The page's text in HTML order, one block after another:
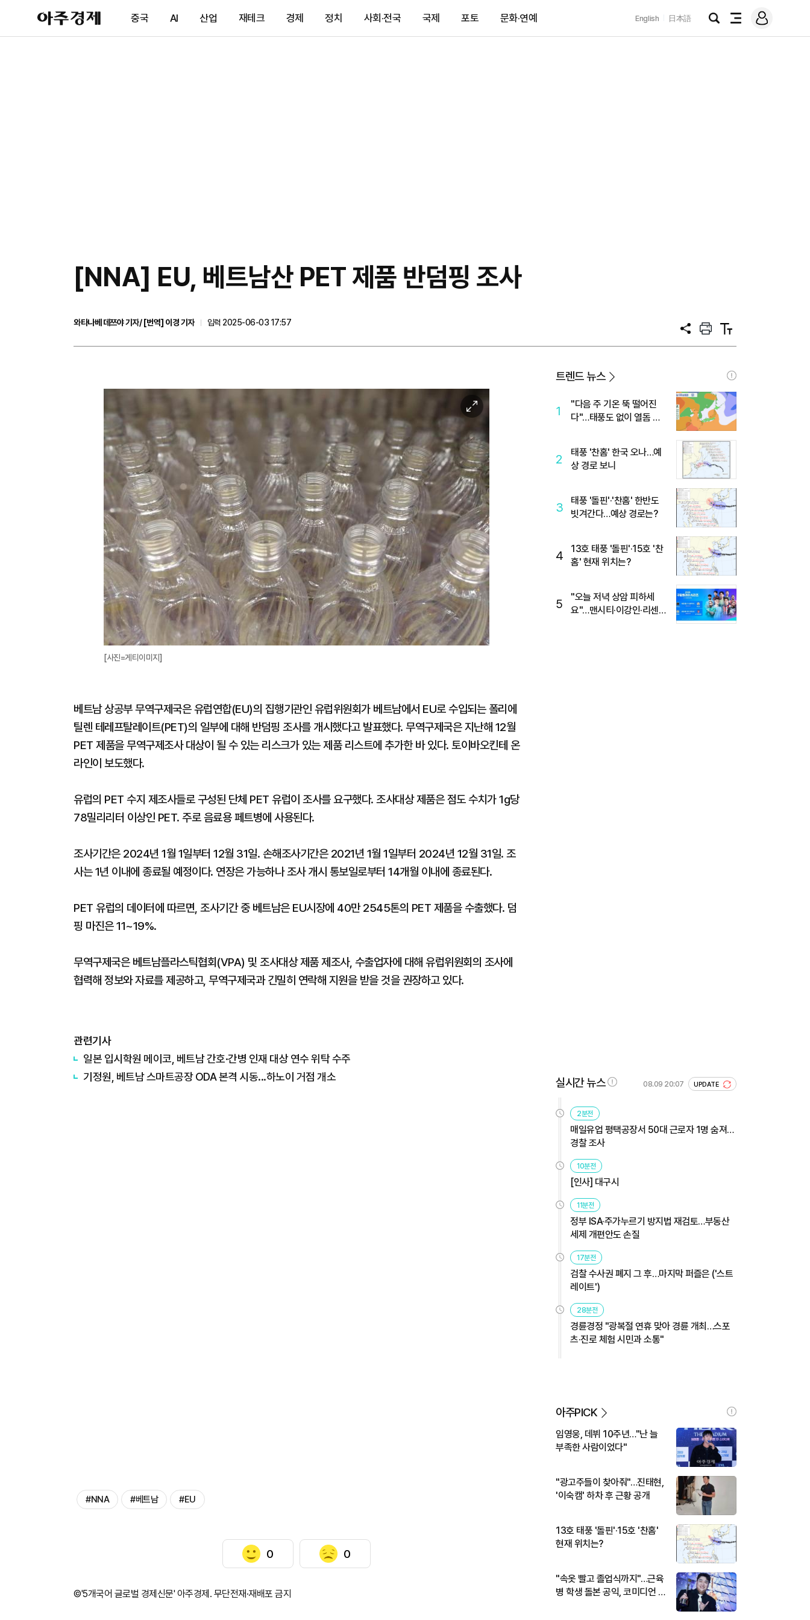
아
주
제
중국 AI 산업 재테크 경제 정치 사회·전국 국제 포토 문화·연예 English 日本語
검
전
메
그
[NNA] EU, 베트남산 PET 제품 반덤핑 조사
와타나베 데쯔야 기자/ [번역] 이경 기자
입력 2025-06-03 17:57
공
프
트
텍
트
이
미
지
확
대
[사진=게티이미지]
베트남 상공부 무역구제국은 유럽연합(EU)의 집행기관인 유럽위원회가 베트남에서 EU로 수입되는 폴리에
틸렌 테레프탈레이트(PET)의 일부에 대해 반덤핑 조사를 개시했다고 발표했다. 무역구제국은 지난해 12월
PET 제품을 무역구제조사 대상이 될 수 있는 리스크가 있는 제품 리스트에 추가한 바 있다. 토이바오킨테 온
라인이 보도했다.
유럽의 PET 수지 제조사들로 구성된 단체 PET 유럽이 조사를 요구했다. 조사대상 제품은 점도 수치가 1g당
78밀리리터 이상인 PET. 주로 음료용 페트병에 사용된다.
조사기간은 2024년 1월 1일부터 12월 31일. 손해조사기간은 2021년 1월 1일부터 2024년 12월 31일. 조
사는 1년 이내에 종료될 예정이다. 연장은 가능하나 조사 개시 통보일로부터 14개월 이내에 종료된다.
PET 유럽의 데이터에 따르면, 조사기간 중 베트남은 EU시장에 40만 2545톤의 PET 제품을 수출했다. 덤
핑 마진은 11~19%.
무역구제국은 베트남플라스틱협회(VPA) 및 조사대상 제품 제조사, 수출업자에 대해 유럽위원회의 조사에
협력해 정보와 자료를 제공하고, 무역구제국과 긴밀히 연락해 지원을 받을 것을 권장하고 있다.
관련기사
일본 입시학원 메이코, 베트남 간호·간병 인재 대상 연수 위탁 수주
기정원, 베트남 스마트공장 ODA 본격 시동...하노이 거점 개소
#NNA #베트남 #EU
0 0
©'5개국어 글로벌 경제신문' 아주경제. 무단전재·재배포 금지
트렌드 뉴스
1
"다음 주 기온 뚝 떨어진
다"…태풍도 없이 열돔 박
2
태풍 '찬홈' 한국 오나…예
상 경로 보니
3
태풍 '돌핀'·'찬홈' 한반도
빗겨간다…예상 경로는?
4
13호 태풍 '돌핀'·15호 '찬
홈' 현재 위치는?
5
"오늘 저녁 상암 피하세
요"…맨시티·이강인·리센느
실시간 뉴스 08.09 20:07 UPDATE
2분전
매일유업 평택공장서 50대 근로자 1명 숨져…
경찰 조사
10분전
[인사] 대구시
11분전
정부 ISA·주가누르기 방지법 재검토…부동산
세제 개편안도 손질
17분전
검찰 수사권 폐지 그 후…마지막 퍼즐은 ('스트
레이트')
28분전
경륜경정 "광복절 연휴 맞아 경륜 개최…스포
츠·진로 체험 시민과 소통"
아주PICK
임영웅, 데뷔 10주년…"난 늘
부족한 사람이었다"
"광고주들이 찾아줘"…진태현,
'이숙캠' 하차 후 근황 공개
13호 태풍 '돌핀'·15호 '찬홈'
현재 위치는?
"속옷 빨고 졸업식까지"…근육
병 학생 돌본 공익, 코미디언 김